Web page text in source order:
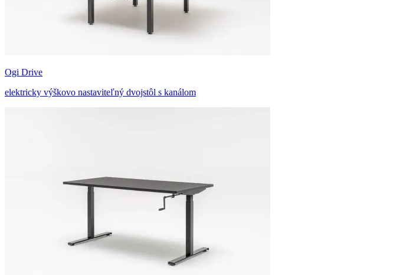
Ogi Drive
elektricky výškovo nastaviteľný dvojstôl s kanálom